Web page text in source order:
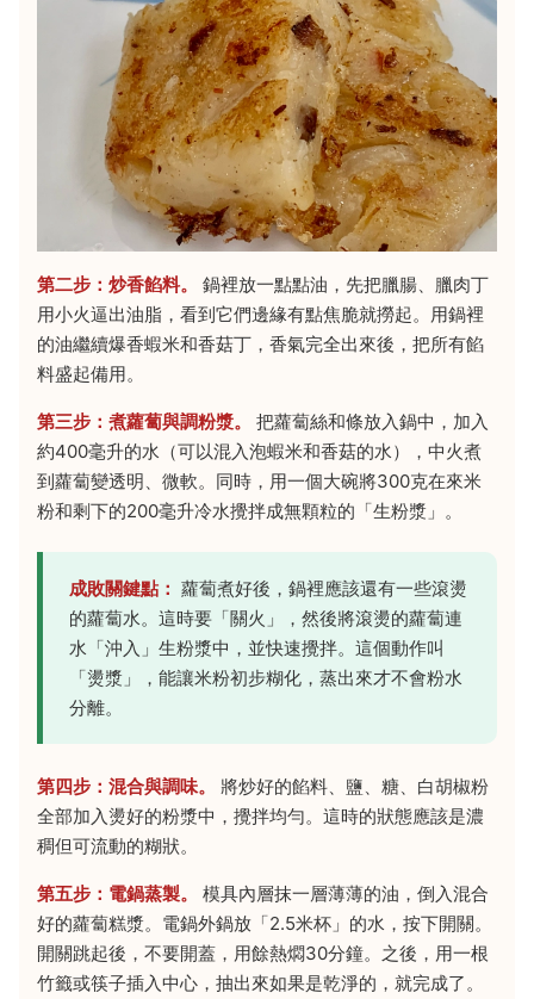
第二步：炒香餡料。
鍋裡放一點點油，先把臘腸、臘肉丁
用小火逼出油脂，看到它們邊緣有點焦脆就撈起。用鍋裡
的油繼續爆香蝦米和香菇丁，香氣完全出來後，把所有餡
料盛起備用。
第三步：煮蘿蔔與調粉漿。
把蘿蔔絲和條放入鍋中，加入
約400毫升的水（可以混入泡蝦米和香菇的水），中火煮
到蘿蔔變透明、微軟。同時，用一個大碗將300克在來米
粉和剩下的200毫升冷水攪拌成無顆粒的「生粉漿」。
成敗關鍵點： 蘿蔔煮好後，鍋裡應該還有一些滾燙
的蘿蔔水。這時要「關火」，然後將滾燙的蘿蔔連
水「沖入」生粉漿中，並快速攪拌。這個動作叫
「燙漿」，能讓米粉初步糊化，蒸出來才不會粉水
分離。
第四步：混合與調味。
將炒好的餡料、鹽、糖、白胡椒粉
全部加入燙好的粉漿中，攪拌均勻。這時的狀態應該是濃
稠但可流動的糊狀。
第五步：電鍋蒸製。
模具內層抹一層薄薄的油，倒入混合
好的蘿蔔糕漿。電鍋外鍋放「2.5米杯」的水，按下開關。
開關跳起後，不要開蓋，用餘熱燜30分鐘。之後，用一根
竹籤或筷子插入中心，抽出來如果是乾淨的，就完成了。